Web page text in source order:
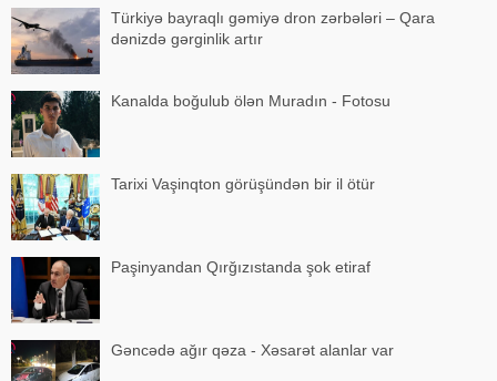
Türkiyə bayraqlı gəmiyə dron zərbələri – Qara
dənizdə gərginlik artır
Kanalda boğulub ölən Muradın - Fotosu
Tarixi Vaşinqton görüşündən bir il ötür
Paşinyandan Qırğızıstanda şok etiraf
Gəncədə ağır qəza - Xəsarət alanlar var